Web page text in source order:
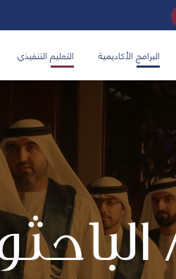
البرامج الأكاديمية التعليم التنفيذي